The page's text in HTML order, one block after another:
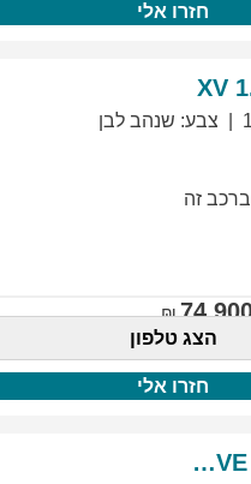
חזרו אלי
XV
צבע: שנהב לבן
ברכב זה
הצג טלפון
חזרו אלי
EXCLUSIVE